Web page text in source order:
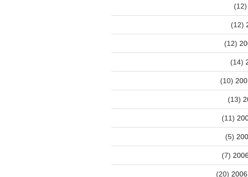
(12)
(12)
(12)
(14)
(10)
(13)
(11)
(5)
(7)
(20)